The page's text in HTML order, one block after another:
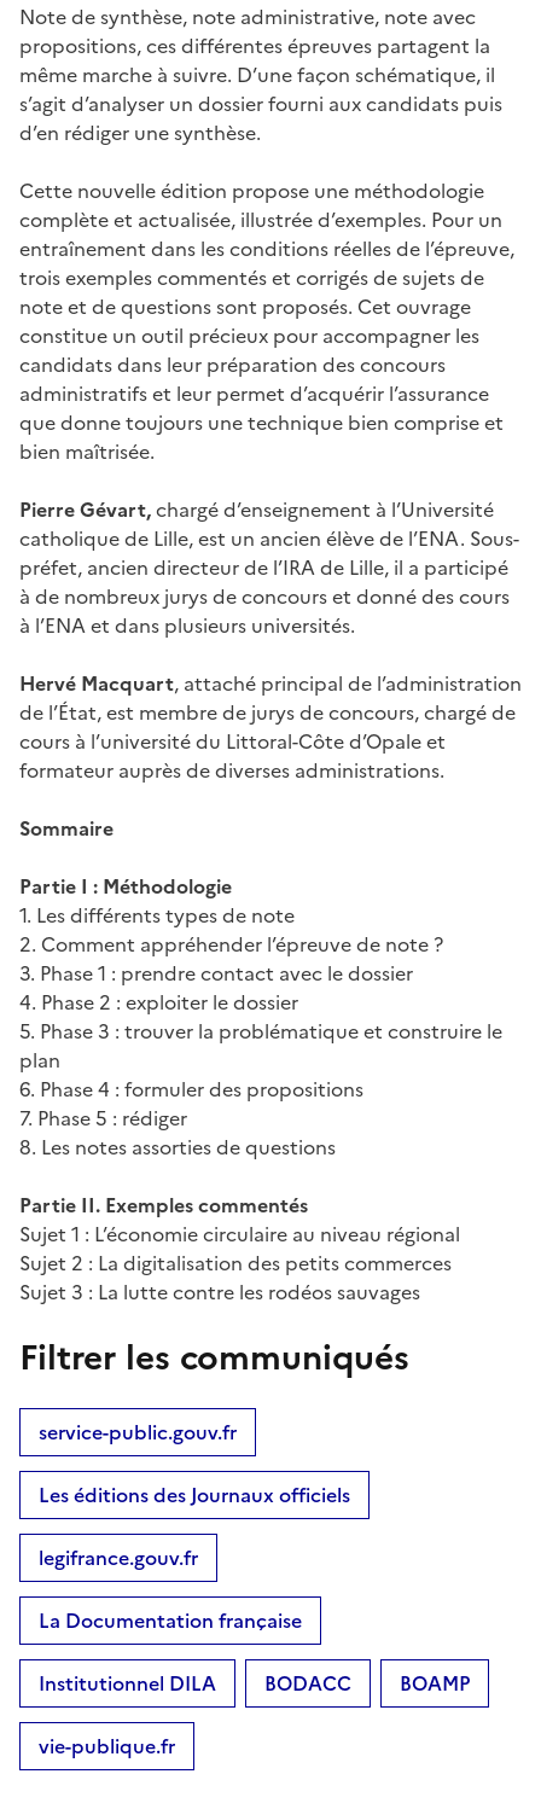
Note de synthèse, note administrative, note avec
propositions, ces différentes épreuves partagent la
même marche à suivre. D’une façon schématique, il
s’agit d’analyser un dossier fourni aux candidats puis
d’en rédiger une synthèse.
Cette nouvelle édition propose une méthodologie
complète et actualisée, illustrée d’exemples. Pour un
entraînement dans les conditions réelles de l’épreuve,
trois exemples commentés et corrigés de sujets de
note et de questions sont proposés. Cet ouvrage
constitue un outil précieux pour accompagner les
candidats dans leur préparation des concours
administratifs et leur permet d’acquérir l’assurance
que donne toujours une technique bien comprise et
bien maîtrisée.
Pierre Gévart,chargé d’enseignement à l’Université
catholique de Lille, est un ancien élève de l’ENA. Sous-
préfet, ancien directeur de l’IRA de Lille, il a participé
à de nombreux jurys de concours et donné des cours
à l’ENA et dans plusieurs universités.
Hervé Macquart, attaché principal de l’administration
de l’État, est membre de jurys de concours, chargé de
cours à l’université du Littoral-Côte d’Opale et
formateur auprès de diverses administrations.
Sommaire
Partie I : Méthodologie
1. Les différents types de note
2. Comment appréhender l’épreuve de note ?
3. Phase 1 : prendre contact avec le dossier
4. Phase 2 : exploiter le dossier
5. Phase 3 : trouver la problématique et construire le
plan
6. Phase 4 : formuler des propositions
7. Phase 5 : rédiger
8. Les notes assorties de questions
Partie II. Exemples commentés
Sujet 1 : L’économie circulaire au niveau régional
Sujet 2 : La digitalisation des petits commerces
Sujet 3 : La lutte contre les rodéos sauvages
Filtrer les communiqués
service-public.gouv.fr
Les éditions des Journaux officiels
legifrance.gouv.fr
La Documentation française
Institutionnel DILA BODACC BOAMP
vie-publique.fr